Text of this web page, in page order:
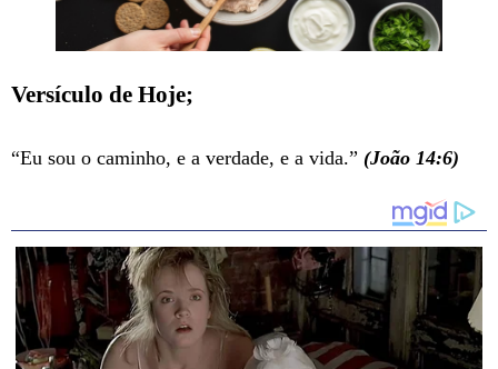
Versículo de Hoje;
“Eu sou o caminho, e a verdade, e a vida.” (João 14:6)